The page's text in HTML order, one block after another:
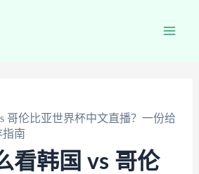
哥伦比亚世界杯中文直播？一份给
指南
看韩国 vs 哥伦